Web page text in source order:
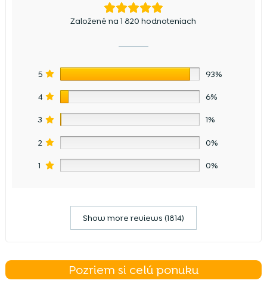
Založené na 1 820 hodnoteniach
5 93%
4 6%
3 1%
2 0%
1 0%
Show more reviews (1814)
Pozriem si celú ponuku